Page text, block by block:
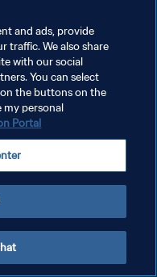
and ads, provide
traffic. We also share
with our social
You can select
the buttons on the
my personal
Portal